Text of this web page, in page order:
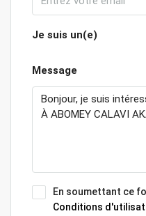
Je suis un(e)
Message
En soumettant ce
Conditions